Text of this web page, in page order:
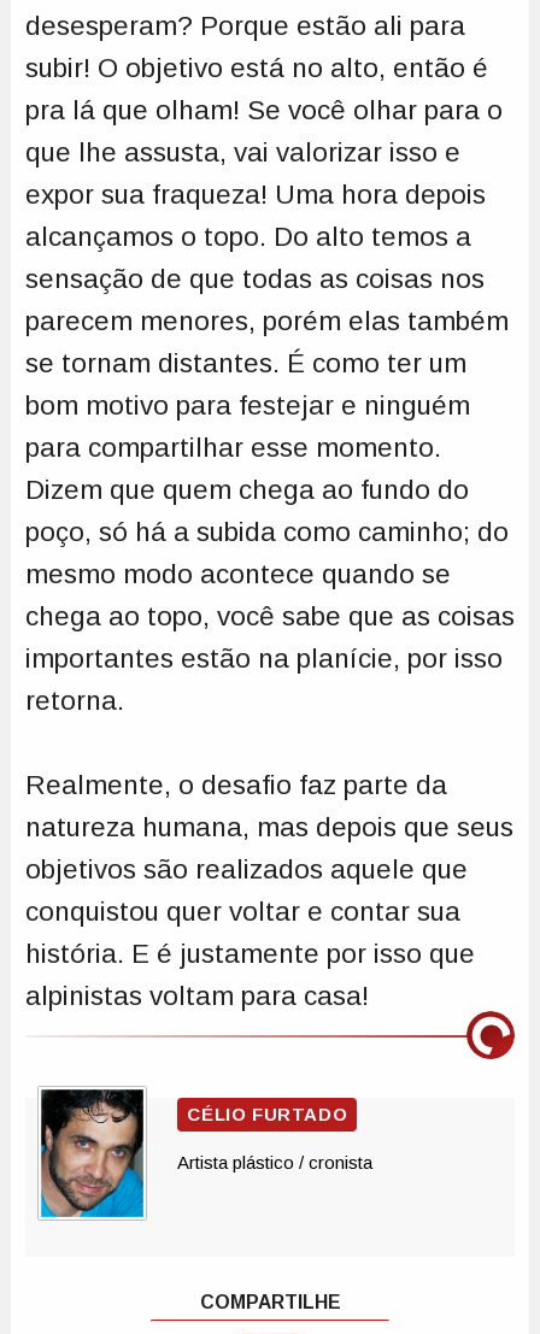
desesperam? Porque estão ali para
subir! O objetivo está no alto, então é
pra lá que olham! Se você olhar para o
que lhe assusta, vai valorizar isso e
expor sua fraqueza! Uma hora depois
alcançamos o topo. Do alto temos a
sensação de que todas as coisas nos
parecem menores, porém elas também
se tornam distantes. É como ter um
bom motivo para festejar e ninguém
para compartilhar esse momento.
Dizem que quem chega ao fundo do
poço, só há a subida como caminho; do
mesmo modo acontece quando se
chega ao topo, você sabe que as coisas
importantes estão na planície, por isso
retorna.
Realmente, o desafio faz parte da
natureza humana, mas depois que seus
objetivos são realizados aquele que
conquistou quer voltar e contar sua
história. E é justamente por isso que
alpinistas voltam para casa!